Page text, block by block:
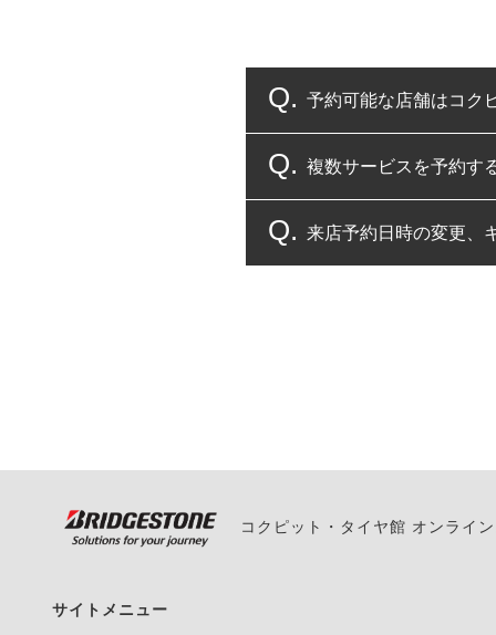
予約可能な店舗はコク
コクピット・タイヤ館
複数サービスを予約す
複数サービスのご予約
来店予約日時の変更、
また、やむを得ない
コクピット・タイヤ館 オンライ
サイトメニュー